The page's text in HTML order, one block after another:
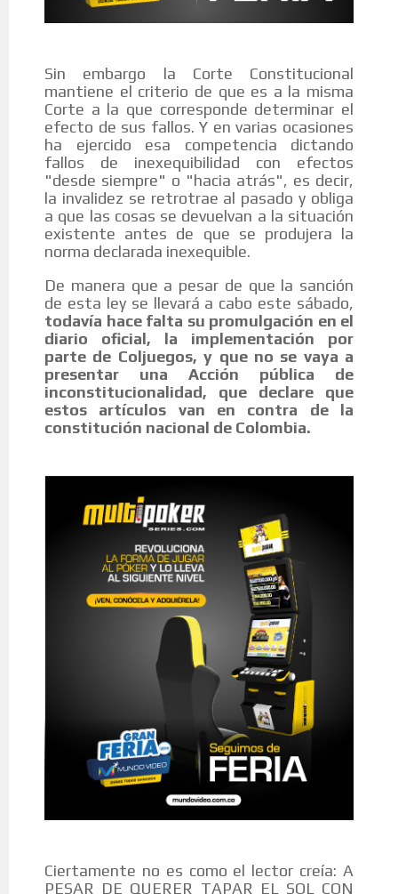
Sin embargo la Corte Constitucional
mantiene el criterio de que es a la misma
Corte a la que corresponde determinar el
efecto de sus fallos. Y en varias ocasiones
ha ejercido esa competencia dictando
fallos de inexequibilidad con efectos
"desde siempre" o "hacia atrás", es decir,
la invalidez se retrotrae al pasado y obliga
a que las cosas se devuelvan a la situación
existente antes de que se produjera la
norma declarada inexequible.
De manera que a pesar de que la sanción
de esta ley se llevará a cabo este sábado,
todavía hace falta su promulgación en el
diario oficial, la implementación por
parte de Coljuegos, y que no se vaya a
presentar una Acción pública de
inconstitucionalidad, que declare que
estos artículos van en contra de la
constitución nacional de Colombia.
Ciertamente no es como el lector creía: A
PESAR DE QUERER TAPAR EL SOL CON